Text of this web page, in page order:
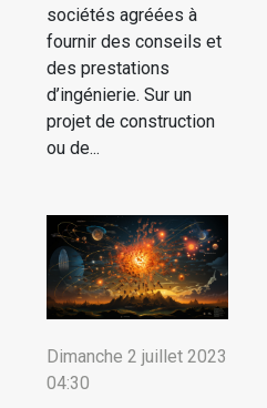
sociétés agréées à
fournir des conseils et
des prestations
d’ingénierie. Sur un
projet de construction
ou de...
Dimanche 2 juillet 2023
04:30